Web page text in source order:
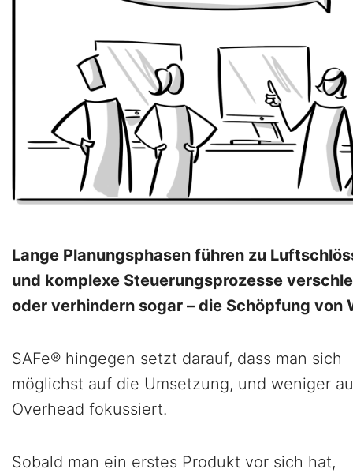
Lange Planungsphasen führen zu
und komplexe Steuerungsprozesse
oder verhindern sogar – die Schöpfung von
SAFe® hingegen setzt darauf, dass man sich
möglichst auf die Umsetzung, und weniger
Overhead fokussiert.
Sobald man ein erstes Produkt vor sich hat,